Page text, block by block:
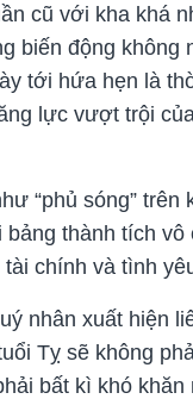
cũ với kha khá
biến động không
tới hứa hẹn là
lực vượt trội
“phủ sóng” trên
thành tích vô
chính và tình
nhân xuất hiện
Tỵ sẽ không
bất kì khó khăn